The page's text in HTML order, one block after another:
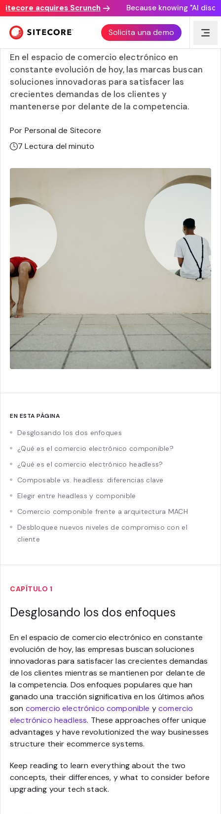
acquires Scrunch Because knowing "AI
Solicita una demo
Comercio electrónico componible vs. comercio
electrónico headless
En el espacio de comercio electrónico en
constante evolución de hoy, las marcas buscan
soluciones innovadoras para satisfacer las
crecientes demandas de los clientes y
mantenerse por delante de la competencia.
Por Personal de Sitecore
7 Lectura del minuto
EN ESTA PÁGINA
Desglosando los dos enfoques
¿Qué es el comercio electrónico componible?
¿Qué es el comercio electrónico headless?
Composable vs. headless: diferencias clave
Elegir entre headless y componible
Comercio componible frente a arquitectura MACH
Desbloquee nuevos niveles de compromiso con el
cliente
CAPÍTULO 1
Desglosando los dos enfoques
En el espacio de comercio electrónico en constante
evolución de hoy, las empresas buscan soluciones
innovadoras para satisfacer las crecientes demandas
de los clientes mientras se mantienen por delante de
la competencia. Dos enfoques populares que han
ganado una tracción significativa en los últimos años
son comercio electrónico componible ycomercio
electrónico headless. These approaches offer unique
advantages y have revolutionized the way businesses
structure their ecommerce systems.
Keep reading to learn everything about the two
concepts, their differences, y what to consider before
upgrading your tech stack.